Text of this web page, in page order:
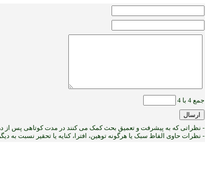
جمع 4 با 4
- نظراتی که به پیشرفت و تعمیق بحث کمک می کنند در مدت کوتاهی پس از
- نظرات حاوی الفاظ سبک یا هرگونه توهین، افترا، کنایه یا تحقیر نسبت به